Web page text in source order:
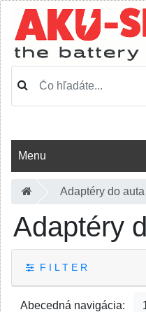
Menu
Adaptéry do auta
Adaptéry
F I L T E R
Abecedná navigácia: